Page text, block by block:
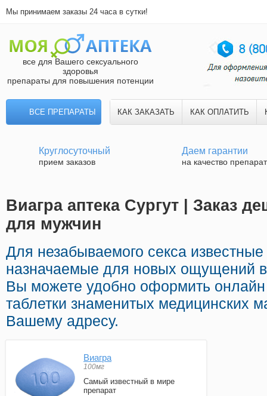
Мы принимаем заказы 24 часа в сутки!
все для Вашего сексуального
здоровья
препараты для повышения потенции
ВСЕ ПРЕПАРАТЫ КАК ЗАКАЗАТЬ КАК ОПЛАТИТЬ
Круглосуточный
прием заказов
Даем гарантии
на качество
Виагра аптека Сургут | Заказ
для мужчин
Для незабываемого секса
назначаемые для новых ощущений
Вы можете удобно оформить онлайн
таблетки знаменитых медицинских
Вашему адресу.
Виагра
100мг
Самый известный в мире
препарат